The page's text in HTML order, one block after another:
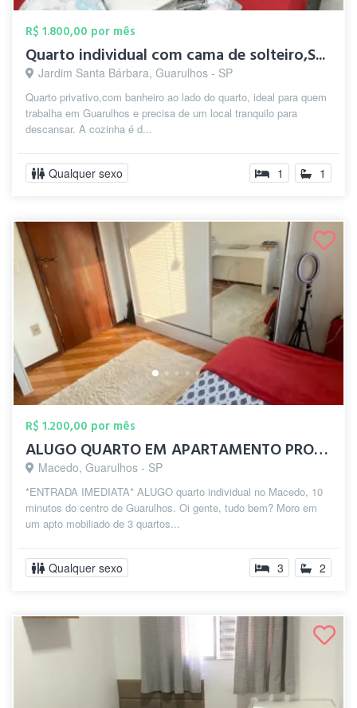
R$ 1.800,00 por mês
Quarto individual com cama de solteiro,S...
Jardim Santa Bárbara, Guarulhos - SP
Quarto privativo,com banheiro ao lado do quarto, ideal para quem
trabalha em Guarulhos e precisa de um local tranquilo para
descansar. A cozinha é d...
Qualquer sexo 1 1
R$ 1.200,00 por mês
ALUGO QUARTO EM APARTAMENTO PROX CENTRO ...
Macedo, Guarulhos - SP
*ENTRADA IMEDIATA* ALUGO quarto individual no Macedo, 10
minutos do centro de Guarulhos. Oi gente, tudo bem? Moro em
um apto mobiliado de 3 quartos...
Qualquer sexo 3 2